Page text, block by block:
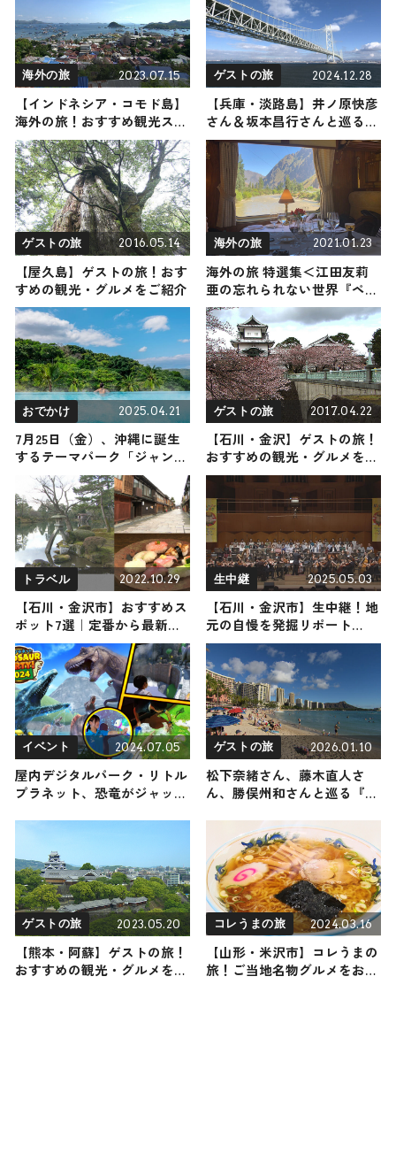
海外の旅 2023.07.15
【インドネシア・コモド島】
海外の旅！おすすめ観光スポ
ットやグルメをリポート
ゲストの旅 2024.12.28
【兵庫・淡路島】井ノ原快彦
さん＆坂本昌行さんと巡るゲ
ストの旅！おすすめの観光・
グルメをご紹介 2024年12月
28日放送
ゲストの旅 2016.05.14
【屋久島】ゲストの旅！おす
すめの観光・グルメをご紹介
海外の旅 2021.01.23
海外の旅 特選集＜江田友莉
亜の忘れられない世界『ペル
ー編』＞
おでかけ 2025.04.21
7月25日（金）、沖縄に誕生
するテーマパーク「ジャング
リア沖縄」の絶景インフィニ
ティスパがギネス世界記録™
認定！
ゲストの旅 2017.04.22
【石川・金沢】ゲストの旅！
おすすめの観光・グルメをご
紹介
トラベル 2022.10.29
【石川・金沢市】おすすめス
ポット7選｜定番から最新観
光地までご紹介！
生中継 2025.05.03
【石川・金沢市】生中継！地
元の自慢を発掘リポート
2025年5月3日放送
イベント 2024.07.05
屋内デジタルパーク・リトル
プラネット、恐竜がジャック
ゲストの旅 2026.01.10
松下奈緒さん、藤木直人さ
ん、勝俣州和さんと巡る『ハ
すめの観光・グルメをご紹介
2026年1月10日放送
ゲストの旅 2023.05.20
【熊本・阿蘇】ゲストの旅！
おすすめの観光・グルメをご
コレうまの旅 2024.03.16
【山形・米沢市】コレうまの
旅！ご当地名物グルメをお届